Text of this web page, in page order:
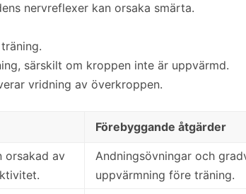
nervreflexer kan orsaka smärta.
särskilt om kroppen inte är uppvärmd.
vridning av överkroppen.
Förebyggande åtgärder
orsakad av
Andningsövningar och
uppvärmning före träning.